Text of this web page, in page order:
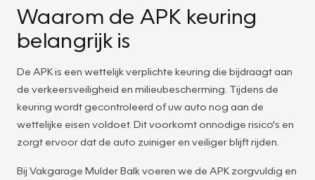
Waarom de APK keuring
belangrijk is
De APK is een wettelijk verplichte keuring die bijdraagt aan
de verkeersveiligheid en milieubescherming. Tijdens de
keuring wordt gecontroleerd of uw auto nog aan de
wettelijke eisen voldoet. Dit voorkomt onnodige risico's en
zorgt ervoor dat de auto zuiniger en veiliger blijft rijden.
Bij Vakgarage Mulder Balk voeren we de APK zorgvuldig en